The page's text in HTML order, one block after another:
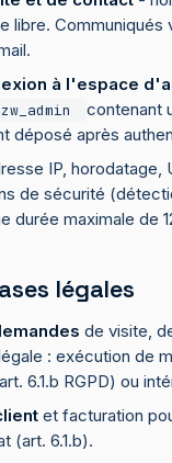
libre. Communiqués
à l'espace
zw_admin
contenant
déposé après
IP, horodatage,
de sécurité
durée maximale de
légales
de visite,
: exécution de
6.1.b RGPD) ou
et facturation
(art. 6.1.b).